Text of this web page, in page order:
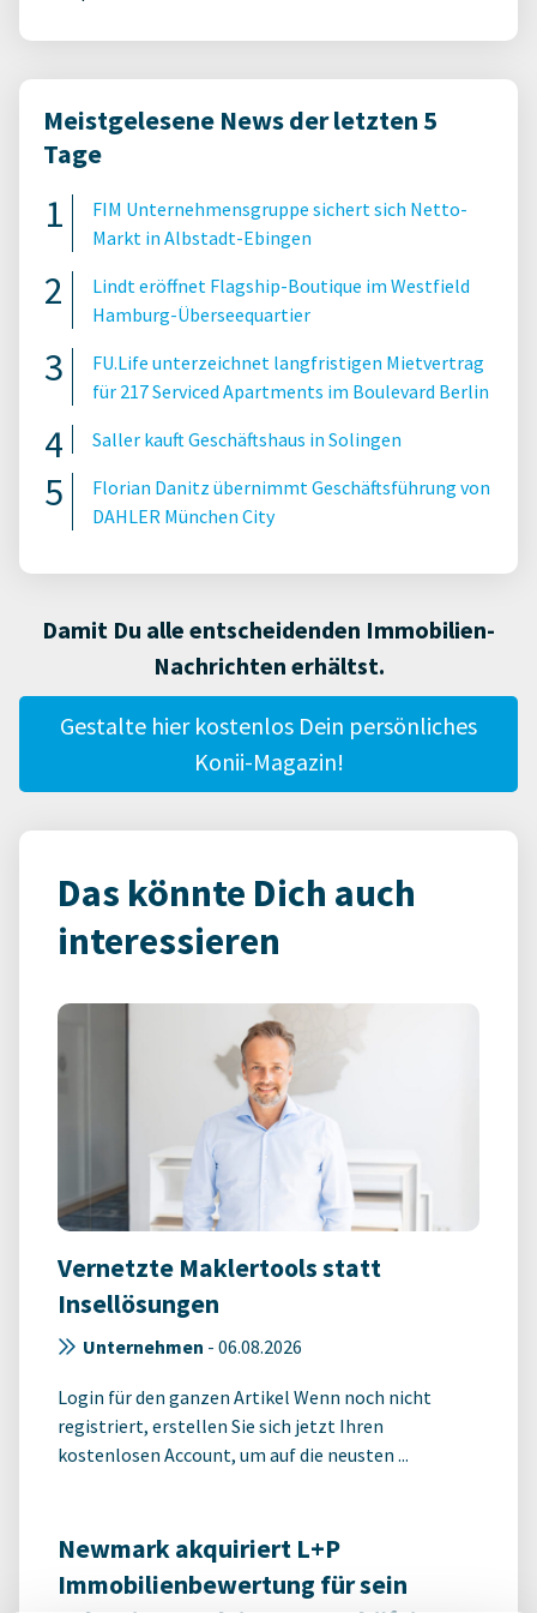
Meistgelesene News der letzten 5
Tage
FIM Unternehmensgruppe sichert sich Netto-
Markt in Albstadt-Ebingen
Lindt eröffnet Flagship-Boutique im Westfield
Hamburg-Überseequartier
FU.Life unterzeichnet langfristigen Mietvertrag
für 217 Serviced Apartments im Boulevard Berlin
Saller kauft Geschäftshaus in Solingen
Florian Danitz übernimmt Geschäftsführung von
DAHLER München City
Damit Du alle entscheidenden Immobilien-
Nachrichten erhältst.
Gestalte hier kostenlos Dein persönliches
Konii-Magazin!
Das könnte Dich auch
interessieren
Vernetzte Maklertools statt
Insellösungen
Unternehmen - 06.08.2026
Login für den ganzen Artikel Wenn noch nicht
registriert, erstellen Sie sich jetzt Ihren
kostenlosen Account, um auf die neusten ...
Newmark akquiriert L+P
Immobilienbewertung für sein